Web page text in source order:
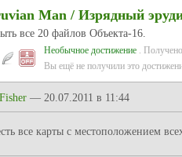
Man / Изрядный
все 20 файлов Объекта-16.
Необычное достижение .
Вы ещё не получили это
— 20.07.2011 в 11:44
все карты с местоположением